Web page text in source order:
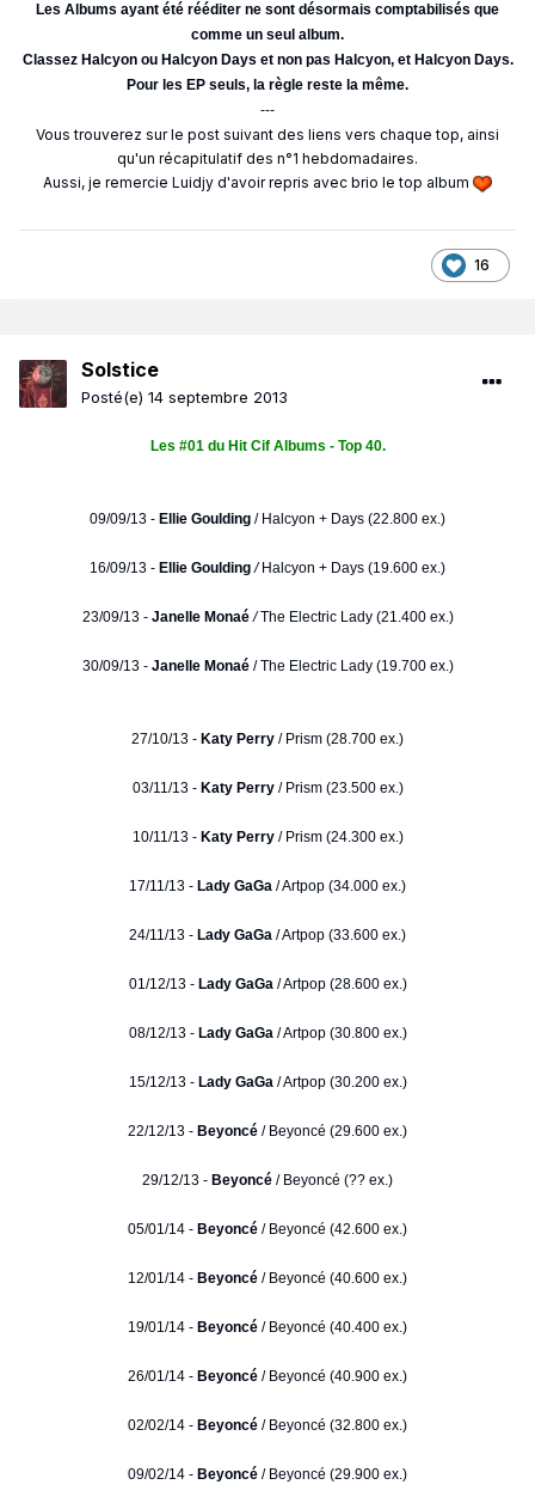
Les Albums ayant été rééditer ne sont désormais comptabilisés que
comme un seul album.
Classez Halcyon ou Halcyon Days et non pas Halcyon, et Halcyon Days.
Pour les EP seuls, la règle reste la même.
---
Vous trouverez sur le post suivant des liens vers chaque top, ainsi
qu'un récapitulatif des n°1 hebdomadaires.
Aussi, je remercie Luidjy d'avoir repris avec brio le top album
16
Solstice
Posté(e) 14 septembre 2013
Les #01 du Hit Cif Albums - Top 40.
09/09/13 - Ellie Goulding / Halcyon + Days (22.800 ex.)
16/09/13 - Ellie Goulding /Halcyon + Days (19.600 ex.)
23/09/13 - Janelle Monaé /The Electric Lady (21.400 ex.)
30/09/13 - Janelle Monaé/ The Electric Lady (19.700 ex.)
27/10/13 - Katy Perry / Prism (28.700 ex.)
03/11/13 - Katy Perry/ Prism (23.500 ex.)
10/11/13 - Katy Perry/ Prism (24.300 ex.)
17/11/13 - Lady GaGa / Artpop (34.000 ex.)
24/11/13 - Lady GaGa / Artpop (33.600 ex.)
01/12/13 - Lady GaGa/ Artpop (28.600 ex.)
08/12/13 - Lady GaGa/ Artpop (30.800 ex.)
15/12/13 - Lady GaGa/ Artpop (30.200 ex.)
22/12/13 - Beyoncé / Beyoncé (29.600 ex.)
29/12/13 - Beyoncé / Beyoncé (?? ex.)
05/01/14 - Beyoncé / Beyoncé (42.600 ex.)
12/01/14 - Beyoncé / Beyoncé (40.600 ex.)
19/01/14 - Beyoncé / Beyoncé (40.400 ex.)
26/01/14 - Beyoncé / Beyoncé (40.900 ex.)
02/02/14 - Beyoncé / Beyoncé (32.800 ex.)
09/02/14 - Beyoncé / Beyoncé (29.900 ex.)